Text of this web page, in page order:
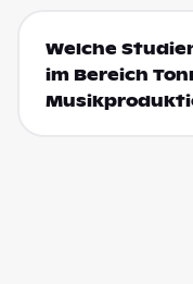
Welche
im Bereich